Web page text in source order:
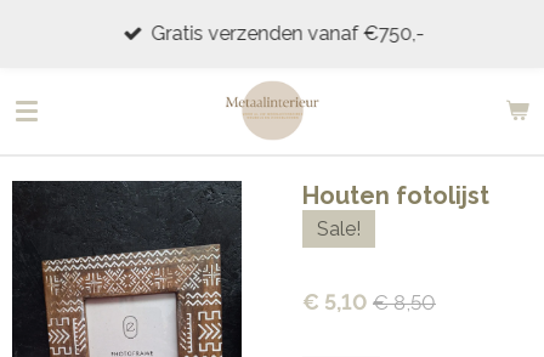
de
Gratis verzenden vanaf €750,-
Houten fotolijst
Sale!
€ 5,10 € 8,50